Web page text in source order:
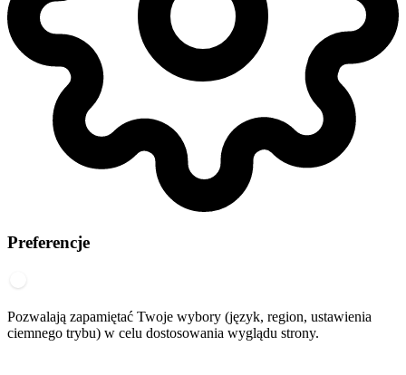
Preferencje
Pozwalają zapamiętać Twoje wybory (język, region, ustawienia
ciemnego trybu) w celu dostosowania wyglądu strony.